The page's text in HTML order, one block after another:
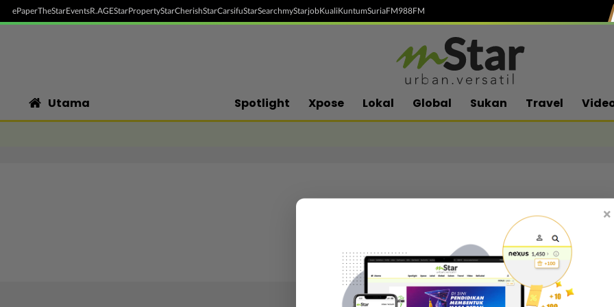
ePaperTheStarEventsR.AGEStarPropertyStarCherishStarCarsifuStarSearchmyStarjobKualiKuntumSuriaFM988FM
Utama Spotlight Xpose Lokal Global Sukan Travel
Follow media sosial kami
×